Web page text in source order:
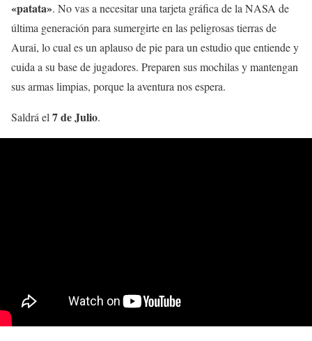
«patata». No vas a necesitar una tarjeta gráfica de la NASA de
última generación para sumergirte en las peligrosas tierras de
Aurai, lo cual es un aplauso de pie para un estudio que entiende y
cuida a su base de jugadores. Preparen sus mochilas y mantengan
sus armas limpias, porque la aventura nos espera.
Saldrá el7 de Julio.